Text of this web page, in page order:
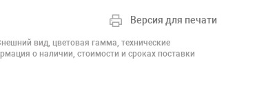
Версия для печати
вид, цветовая гамма, технические
о наличии, стоимости и сроках поставки